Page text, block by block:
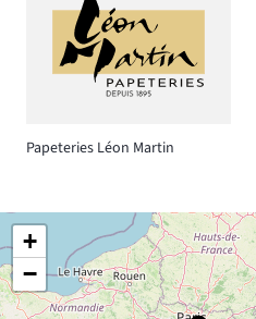
Papeteries Léon Martin
+
−